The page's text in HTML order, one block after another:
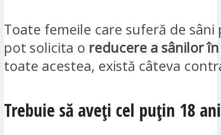
Toate femeile care suferă de sâni
pot solicita o reducere a sânilor
toate acestea, există câteva
Trebuie să aveți cel puțin 18 ani